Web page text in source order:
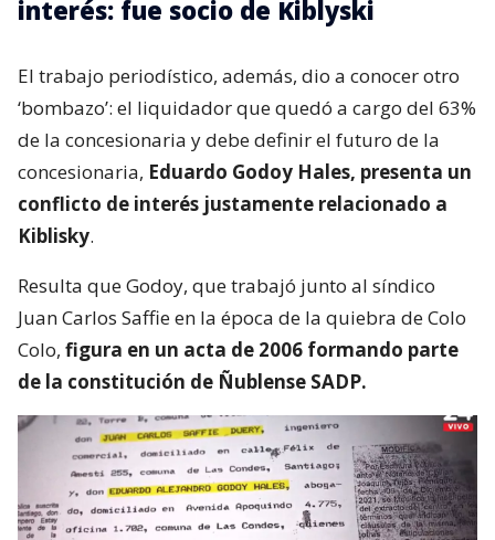
interés: fue socio de Kiblyski
El trabajo periodístico, además, dio a conocer otro
‘bombazo’: el liquidador que quedó a cargo del 63%
de la concesionaria y debe definir el futuro de la
concesionaria, Eduardo Godoy Hales, presenta un
conflicto de interés justamente relacionado a
Kiblisky.
Resulta que Godoy, que trabajó junto al síndico
Juan Carlos Saffie en la época de la quiebra de Colo
Colo, figura en un acta de 2006 formando parte
de la constitución de Ñublense SADP.